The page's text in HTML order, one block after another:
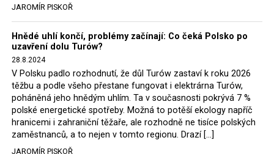
Stále jsou totiž platné argumenty Morawieckého vlády,
že důl i elektrárna jsou – kromě zabezpečování cca 7 %
polského energetického mixu – klíčovými podniky, spolu
se svými dceřinými společnostmi zaměstnávají cca pět
tisíc lidí. Navíc s činností dolu a elektrárny nepřímo
souvisí dalších několik desítek tisíc pracovních míst v
regionu. Zelená politika ale opět zvítězila.
Rozhodnutí polského ministra spravedlnosti jistě potěší
německé, české a polské ekology, kteří žalobu u
JAROMÍR PISKOŘ
Hnědé uhlí končí, problémy začínají: Co čeká Polsko po
uzavření dolu Turów?
28.8.2024
V Polsku padlo rozhodnutí, že důl Turów zastaví k roku 2026
těžbu a podle všeho přestane fungovat i elektrárna Turów,
poháněná jeho hnědým uhlím. Ta v současnosti pokrývá 7 %
polské energetické spotřeby. Možná to potěší ekology napříč
hranicemi i zahraniční těžaře, ale rozhodně ne tisíce polských
zaměstnanců, a to nejen v tomto regionu. Drazí […]
JAROMÍR PISKOŘ